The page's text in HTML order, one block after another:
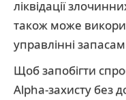
ліквідації
також може
управлінні
Щоб запобігти
Alpha-захисту без